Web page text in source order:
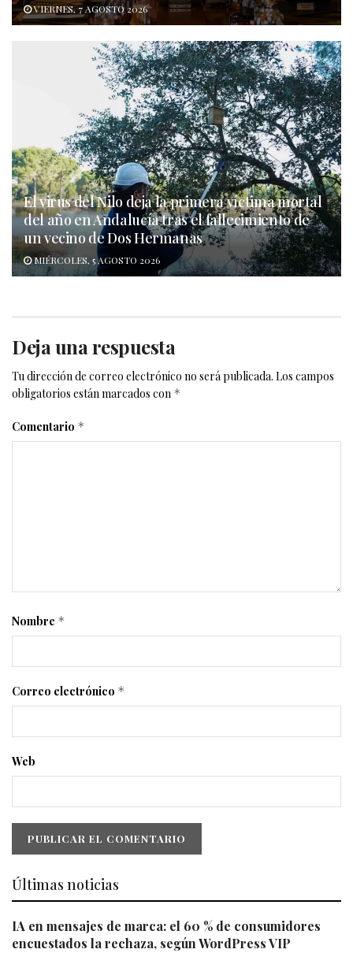
VIERNES, 7 AGOSTO 2026
El virus del Nilo deja la primera víctima mortal
del año en Andalucía tras el fallecimiento de
un vecino de Dos Hermanas
MIÉRCOLES, 5 AGOSTO 2026
Deja una respuesta
Tu dirección de correo electrónico no será publicada. Los campos
obligatorios están marcados con *
Comentario *
Nombre *
Correo electrónico *
Web
Últimas noticias
IA en mensajes de marca: el 60 % de consumidores
encuestados la rechaza, según WordPress VIP